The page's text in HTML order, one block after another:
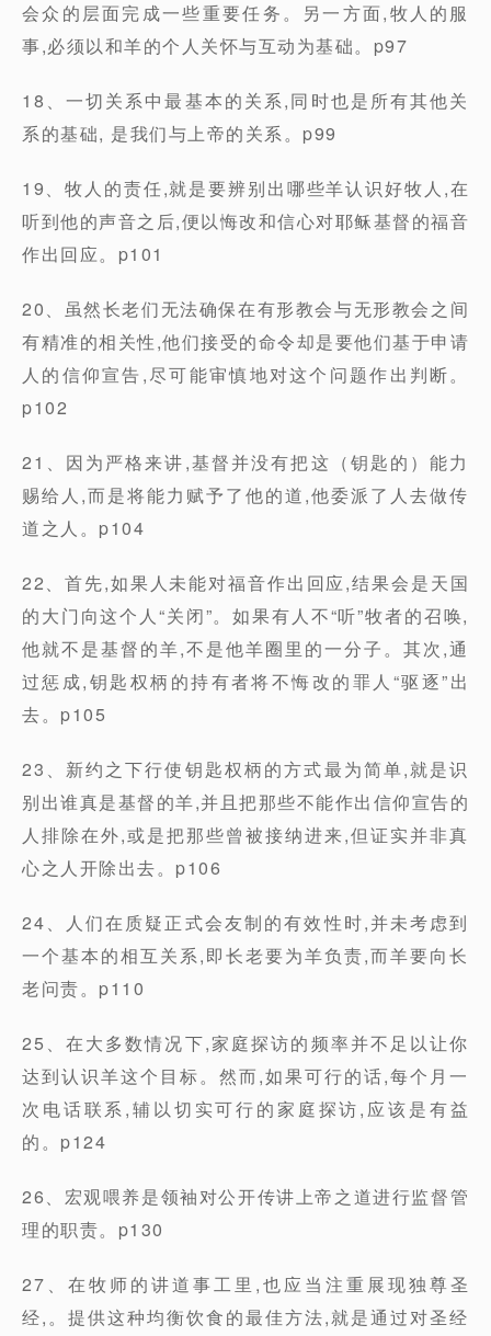
会众的层面完成一些重要任务。另一方面,牧人的服
事,必须以和羊的个人关怀与互动为基础。p97
18、一切关系中最基本的关系,同时也是所有其他关
系的基础, 是我们与上帝的关系。p99
19、牧人的责任,就是要辨别出哪些羊认识好牧人,在
听到他的声音之后,便以悔改和信心对耶稣基督的福音
作出回应。p101
20、虽然长老们无法确保在有形教会与无形教会之间
有精准的相关性,他们接受的命令却是要他们基于申请
人的信仰宣告,尽可能审慎地对这个问题作出判断。
p102
21、因为严格来讲,基督并没有把这（钥匙的）能力
赐给人,而是将能力赋予了他的道,他委派了人去做传
道之人。p104
22、首先,如果人未能对福音作出回应,结果会是天国
的大门向这个人“关闭”。如果有人不“听”牧者的召唤,
他就不是基督的羊,不是他羊圈里的一分子。其次,通
过惩成,钥匙权柄的持有者将不悔改的罪人“驱逐”出
去。p105
23、新约之下行使钥匙权柄的方式最为简单,就是识
别出谁真是基督的羊,并且把那些不能作出信仰宣告的
人排除在外,或是把那些曾被接纳进来,但证实并非真
心之人开除出去。p106
24、人们在质疑正式会友制的有效性时,并未考虑到
一个基本的相互关系,即长老要为羊负责,而羊要向长
老问责。p110
25、在大多数情况下,家庭探访的频率并不足以让你
达到认识羊这个目标。然而,如果可行的话,每个月一
次电话联系,辅以切实可行的家庭探访,应该是有益
的。p124
26、宏观喂养是领袖对公开传讲上帝之道进行监督管
理的职责。p130
27、在牧师的讲道事工里,也应当注重展现独尊圣
经,。提供这种均衡饮食的最佳方法,就是通过对圣经